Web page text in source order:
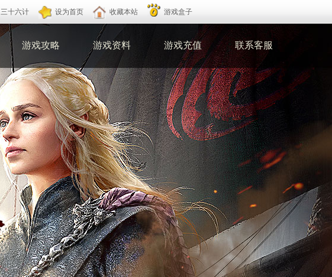
三十六计 设为首页 收藏本站 游戏盒子
游戏攻略 游戏资料 游戏充值 联系客服